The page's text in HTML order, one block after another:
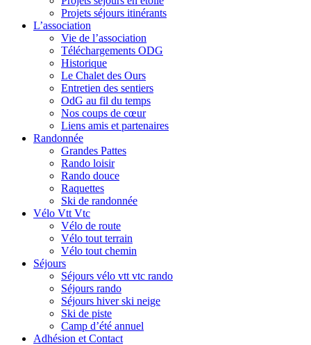
Projets séjours itinérants
L’association
Vie de l’association
Téléchargements ODG
Historique
Le Chalet des Ours
Entretien des sentiers
OdG au fil du temps
Nos coups de cœur
Liens amis et partenaires
Randonnée
Grandes Pattes
Rando loisir
Rando douce
Raquettes
Ski de randonnée
Vélo Vtt Vtc
Vélo de route
Vélo tout terrain
Vélo tout chemin
Séjours
Séjours vélo vtt vtc rando
Séjours rando
Séjours hiver ski neige
Ski de piste
Camp d’été annuel
Adhésion et Contact